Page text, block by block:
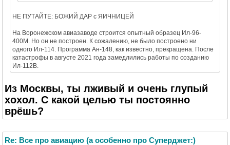
НЕ ПУТАЙТЕ: БОЖИЙ ДАР с ЯИЧНИЦЕЙ
На Воронежском авиазаводе строится опытный образец Ил-96-
400М. Но он не построен. К сожалению, не было построено ни
одного Ил-114. Программа Ан-148, как известно, прекращена. После
катастрофы в августе 2021 года замедлились работы по созданию
Ил-112В.
Из Москвы, ты лживый и очень глупый
хохол. С какой целью ты постоянно
врёшь?
Re: Все про авиацию (а особенно про Суперджет:)